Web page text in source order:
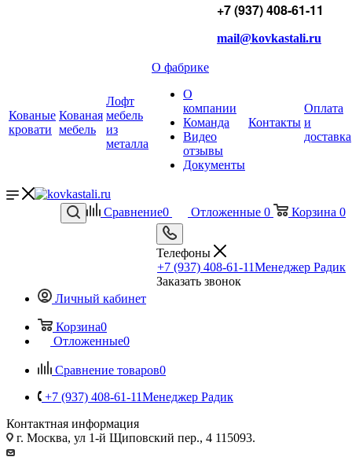
+7 (937) 408-61-11
mail@kovkastali.ru
Кованые
кровати
Кованая
мебель
Лофт
мебель
из
металла
О фабрике
О
компании
Команда
Видео
отзывы
Документы
Контакты
Оплата
и
доставка
Сравнение0 Отложенные 0 Корзина 0
Телефоны
+7 (937) 408-61-11Менеджер Радик
Заказать звонок
Личный кабинет
Корзина0
Отложенные0
Сравнение товаров0
+7 (937) 408-61-11Менеджер Радик
Контактная информация
г. Москва, ул 1-й Щиповский пер., 4 115093.